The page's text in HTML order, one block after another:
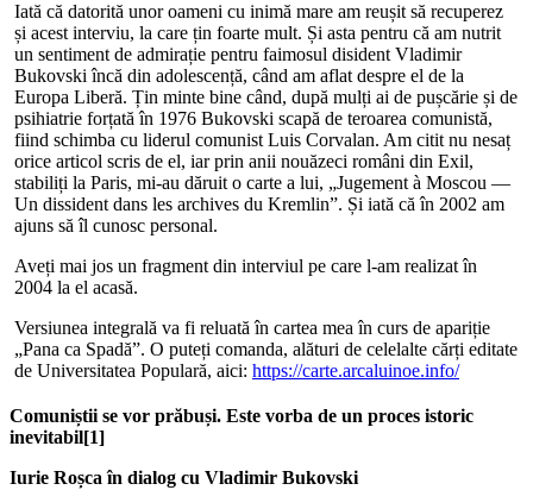
Iată că datorită unor oameni cu inimă mare am reușit să recuperez
și acest interviu, la care țin foarte mult. Și asta pentru că am nutrit
un sentiment de admirație pentru faimosul disident Vladimir
Bukovski încă din adolescență, când am aflat despre el de la
Europa Liberă. Țin minte bine când, după mulți ai de pușcărie și de
psihiatrie forțată în 1976 Bukovski scapă de teroarea comunistă,
fiind schimba cu liderul comunist Luis Corvalan. Am citit nu nesaț
orice articol scris de el, iar prin anii nouăzeci români din Exil,
stabiliți la Paris, mi-au dăruit o carte a lui, „Jugement à Moscou —
Un dissident dans les archives du Kremlin”. Și iată că în 2002 am
ajuns să îl cunosc personal.
Aveți mai jos un fragment din interviul pe care l-am realizat în
2004 la el acasă.
Versiunea integrală va fi reluată în cartea mea în curs de apariție
„Pana ca Spadă”. O puteți comanda, alături de celelalte cărți editate
de Universitatea Populară, aici: https://carte.arcaluinoe.info/
Comuniștii se vor prăbuși. Este vorba de un proces istoric
inevitabil[1]
Iurie Roșca în dialog cu Vladimir Bukovski